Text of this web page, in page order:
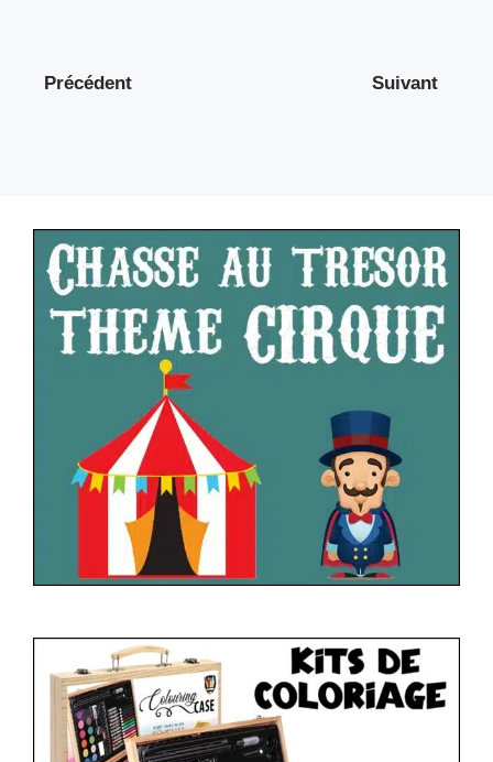
Précédent Suivant